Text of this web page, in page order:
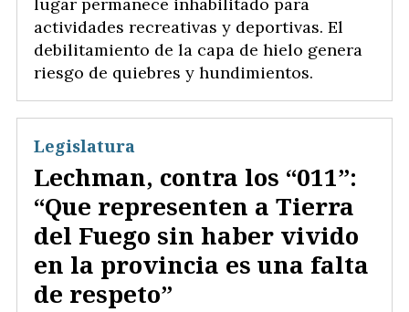
actividades recreativas y deportivas. El
debilitamiento de la capa de hielo genera
riesgo de quiebres y hundimientos.
Lechman, contra los “011”:
“Que representen a Tierra
del Fuego sin haber vivido
en la provincia es una falta
de respeto”
Legislatura